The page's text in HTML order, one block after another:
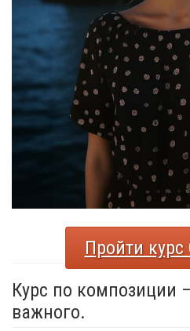
Пройти
Курс по композиции
важного.